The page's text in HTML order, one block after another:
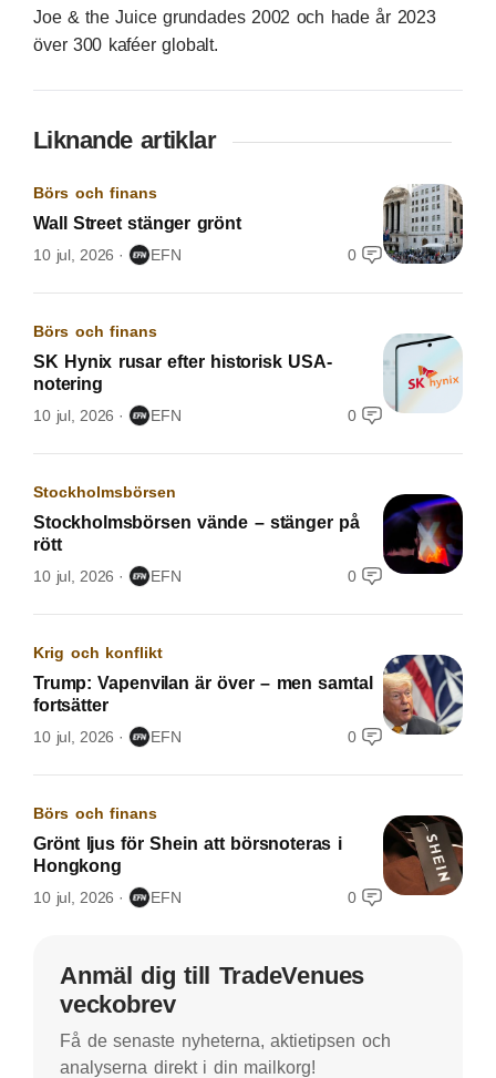
Joe & the Juice grundades 2002 och hade år 2023
över 300 kaféer globalt.
Liknande artiklar
Börs och finans
Wall Street stänger grönt
10 jul, 2026 EFN 0
Börs och finans
SK Hynix rusar efter historisk USA-
notering
10 jul, 2026 EFN 0
Stockholmsbörsen
Stockholmsbörsen vände – stänger på
rött
10 jul, 2026 EFN 0
Krig och konflikt
Trump: Vapenvilan är över – men samtal
fortsätter
10 jul, 2026 EFN 0
Börs och finans
Grönt ljus för Shein att börsnoteras i
Hongkong
10 jul, 2026 EFN 0
Anmäl dig till TradeVenues
veckobrev
Få de senaste nyheterna, aktietipsen och
analyserna direkt i din mailkorg!